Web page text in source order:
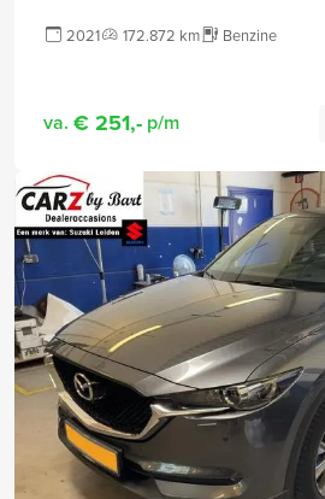
2021 172.872 km Benzine
va. € 251,- p/m